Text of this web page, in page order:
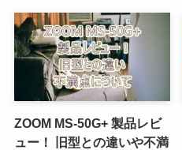
ZOOM MS-50G+ 製品レビ
ュー！ 旧型との違いや不満